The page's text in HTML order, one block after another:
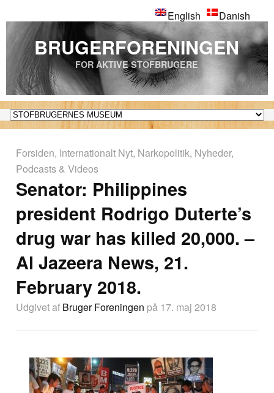
English Danish
BRUGERFORENINGEN
FOR AKTIVE STOFBRUGERE
Forsiden, Internationalt Nyt, Narkopolitik, Nyheder,
Podcasts & Videos
Senator: Philippines
president Rodrigo Duterte’s
drug war has killed 20,000. –
Al Jazeera News, 21.
February 2018.
Udgivet af Bruger Foreningen på 17. maj 2018